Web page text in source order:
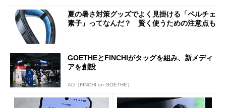
夏の暑さ対策グッズでよく見掛ける「ペルチェ
素子」ってなんだ？ 賢く使うための注意点も
GOETHEとFINCHIがタッグを組み、新メディ
アを創設
AD（FINCHI on GOETHE）